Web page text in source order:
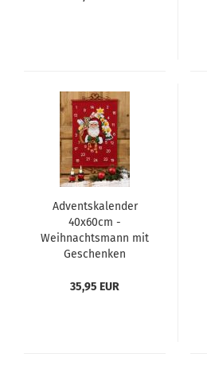
Adventskalender
40x60cm -
Weihnachtsmann mit
Geschenken
35,95 EUR